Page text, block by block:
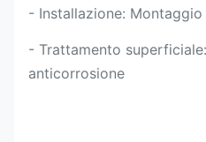
- Installazione:
- Trattamento
anticorrosione